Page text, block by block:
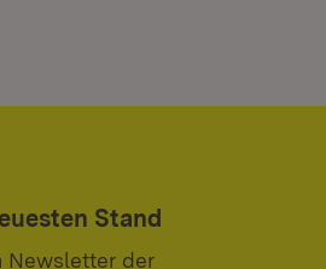
Stand
Newsletter der